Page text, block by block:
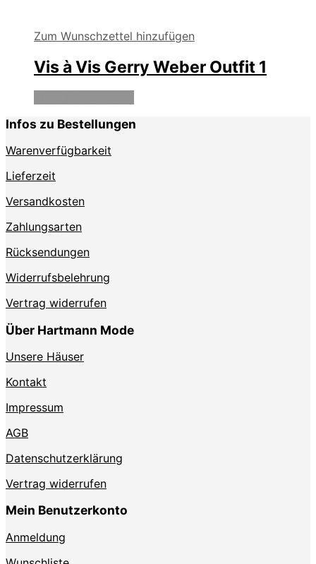
Zum Wunschzettel hinzufügen
Vis à Vis Gerry Weber Outfit 1
Infos zu Bestellungen
Warenverfügbarkeit
Lieferzeit
Versandkosten
Zahlungsarten
Rücksendungen
Widerrufsbelehrung
Vertrag widerrufen
Über Hartmann Mode
Unsere Häuser
Kontakt
Impressum
AGB
Datenschutzerklärung
Vertrag widerrufen
Mein Benutzerkonto
Anmeldung